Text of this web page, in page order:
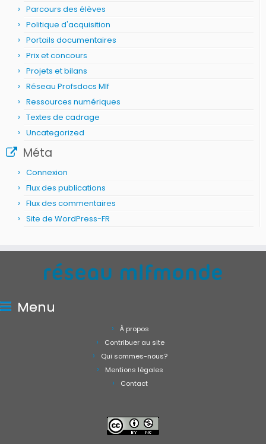
Parcours des élèves
Politique d'acquisition
Portails documentaires
Prix et concours
Projets et bilans
Réseau Profsdocs Mlf
Ressources numériques
Textes de cadrage
Uncategorized
Méta
Connexion
Flux des publications
Flux des commentaires
Site de WordPress-FR
Menu
À propos
Contribuer au site
Qui sommes-nous?
Mentions légales
Contact